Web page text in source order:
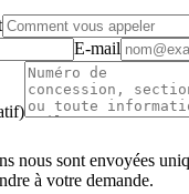
E-mail
nous sont envoyées
à votre demande.